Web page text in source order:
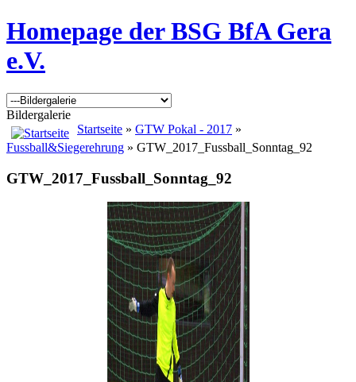
Homepage der BSG BfA Gera
e.V.
Bildergalerie
Startseite » GTW Pokal - 2017 »
Fussball&Siegerehrung » GTW_2017_Fussball_Sonntag_92
GTW_2017_Fussball_Sonntag_92